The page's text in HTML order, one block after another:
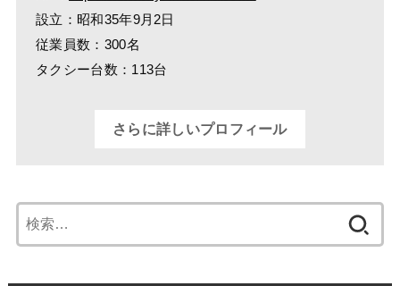
設立：昭和35年9月2日
従業員数：300名
タクシー台数：113台
さらに詳しいプロフィール
索: